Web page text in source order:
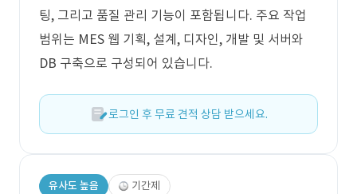
팅, 그리고 품질 관리 기능이 포함됩니다. 주요 작업
범위는 MES 웹 기획, 설계, 디자인, 개발 및 서버와
DB 구축으로 구성되어 있습니다.
로그인 후 무료 견적 상담 받으세요.
유사도 높음 기간제